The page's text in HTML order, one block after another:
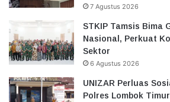
7 Agustus 2026
STKIP Tamsis Bima
Nasional, Perkuat
Sektor
6 Agustus 2026
UNIZAR Perluas
Polres Lombok Timur